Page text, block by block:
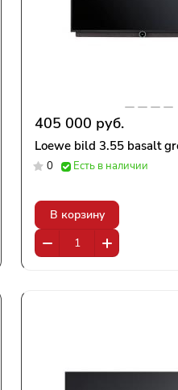
405 000 руб.
Loewe bild 3.55 basalt
0 Есть в наличии
В корзину